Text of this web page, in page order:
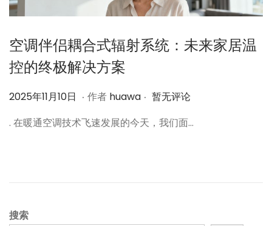
空调伴侣耦合式辐射系统：未来家居温
控的终极解决方案
作
2025年11月10日 2
2
. 作者 huawa . 暂无评论
. 在暖通空调技术飞速发展的今天，我们面…
搜索